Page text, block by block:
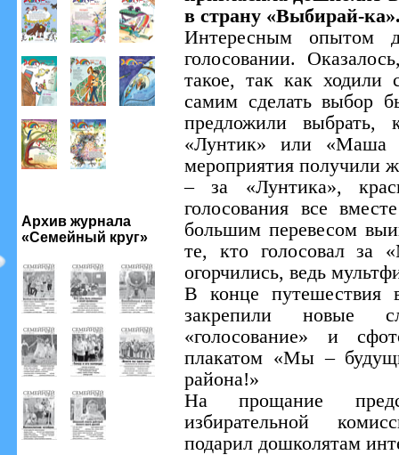
Архив журнала
«Семейный круг»
в страну «Выбирай-
Интересным опытом
голосовании.
такое, так как
самим сделать выбор
предложили выбрать,
«Лунтик» или «Маша
мероприятия получили
– за «Лунтика»,
голосования все
большим перевесом
те, кто голосовал за
огорчились, ведь
В конце путешествия
закрепили новые
«голосование» и
плакатом «Мы –
района!»
На прощание
избирательной
подарил дошколятам